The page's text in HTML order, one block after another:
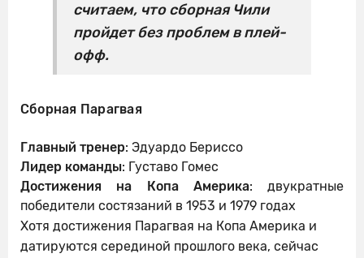
считаем, что сборная Чили
пройдет без проблем в плей-
офф.
Сборная Парагвая
Главный тренер: Эдуардо Бериссо
Лидер команды: Густаво Гомес
Достижения на Копа Америка: двукратные
победители состязаний в 1953 и 1979 годах
Хотя достижения Парагвая на Копа Америка и
датируются серединой прошлого века, сейчас